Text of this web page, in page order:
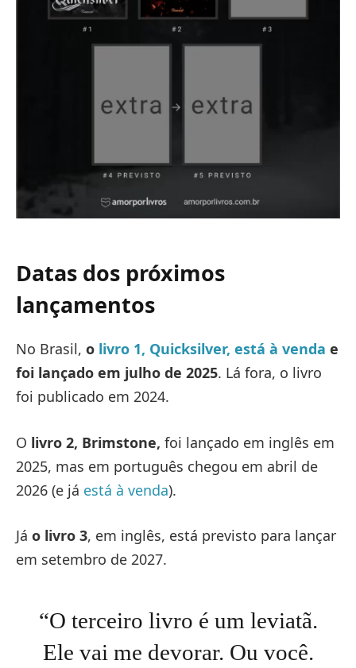
Datas dos próximos
lançamentos
No Brasil, o livro 1, Quicksilver, está à venda e
foi lançado em julho de 2025. Lá fora, o livro
foi publicado em 2024.
O livro 2, Brimstone, foi lançado em inglês em
2025, mas em português chegou em abril de
2026 (e já está à venda).
Já o livro 3, em inglês, está previsto para lançar
em setembro de 2027.
“O terceiro livro é um leviatã.
Ele vai me devorar. Ou você.